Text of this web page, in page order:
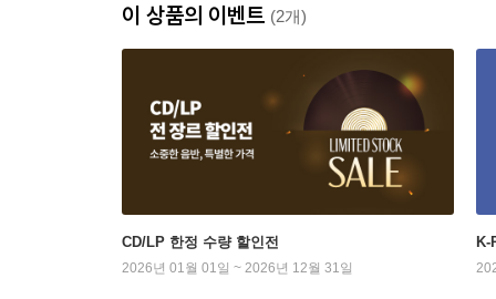
이 상품의 이벤트 (2개)
CD/LP 한정 수량 할인전
2026년 01월 01일 ~ 2026년 12월 31일
K-